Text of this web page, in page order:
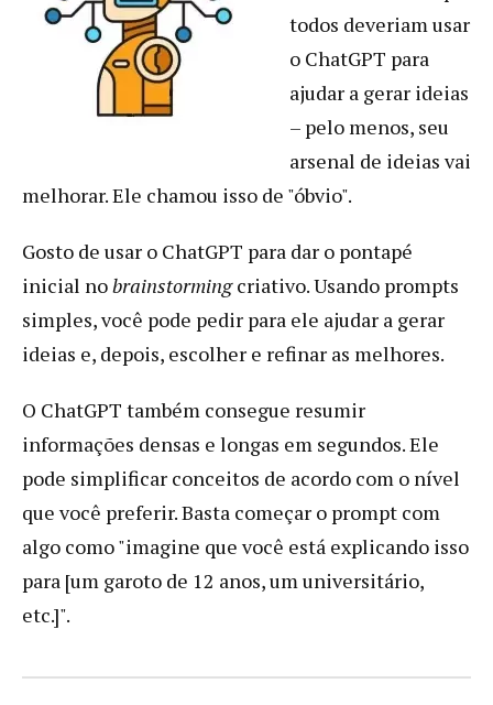
todos deveriam usar
o ChatGPT para
ajudar a gerar ideias
– pelo menos, seu
arsenal de ideias vai
melhorar. Ele chamou isso de "óbvio".
Gosto de usar o ChatGPT para dar o pontapé
inicial nobrainstormingcriativo. Usando prompts
simples, você pode pedir para ele ajudar a gerar
ideias e, depois, escolher e refinar as melhores.
O ChatGPT também consegue resumir
informações densas e longas em segundos. Ele
pode simplificar conceitos de acordo com o nível
que você preferir. Basta começar o prompt com
algo como "imagine que você está explicando isso
para [um garoto de 12 anos, um universitário,
etc.]".